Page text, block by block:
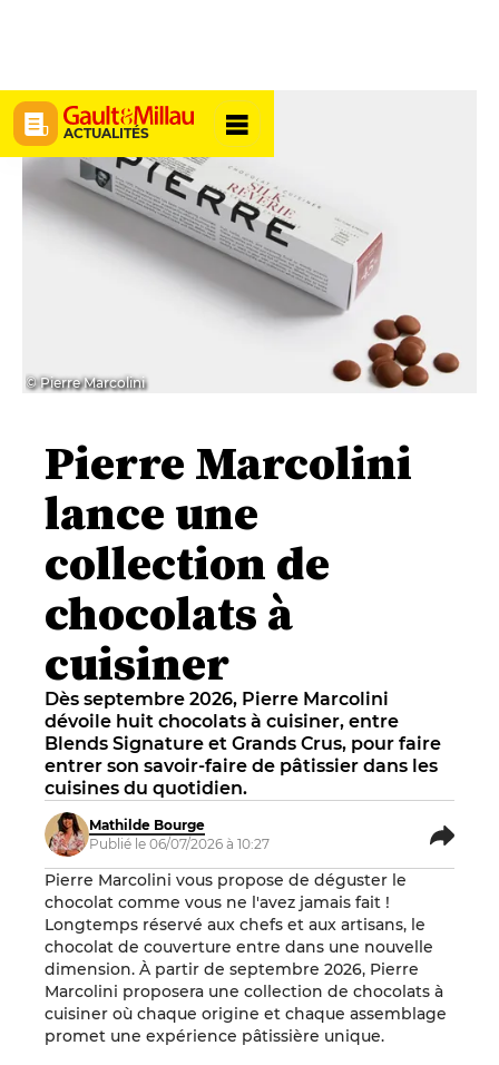
ACTUALITÉS
© Pierre Marcolini
Pierre Marcolini
lance une
collection de
chocolats à
cuisiner
Dès septembre 2026, Pierre Marcolini
dévoile huit chocolats à cuisiner, entre
Blends Signature et Grands Crus, pour faire
entrer son savoir-faire de pâtissier dans les
cuisines du quotidien.
Mathilde Bourge
Publié le 06/07/2026 à 10:27
Pierre Marcolini vous propose de déguster le
chocolat comme vous ne l'avez jamais fait !
Longtemps réservé aux chefs et aux artisans, le
chocolat de couverture entre dans une nouvelle
dimension. À partir de septembre 2026, Pierre
Marcolini proposera une collection de chocolats à
cuisiner où chaque origine et chaque assemblage
promet une expérience pâtissière unique.